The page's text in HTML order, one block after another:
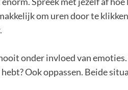
om uren door te
onder invloed van emoties.
Ook oppassen. Beide